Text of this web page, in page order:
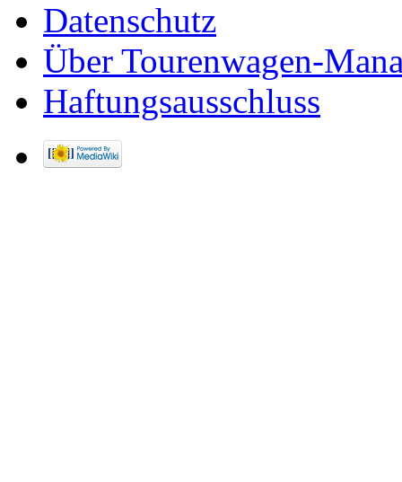
Datenschutz
Über Tourenwagen-
Haftungsausschluss